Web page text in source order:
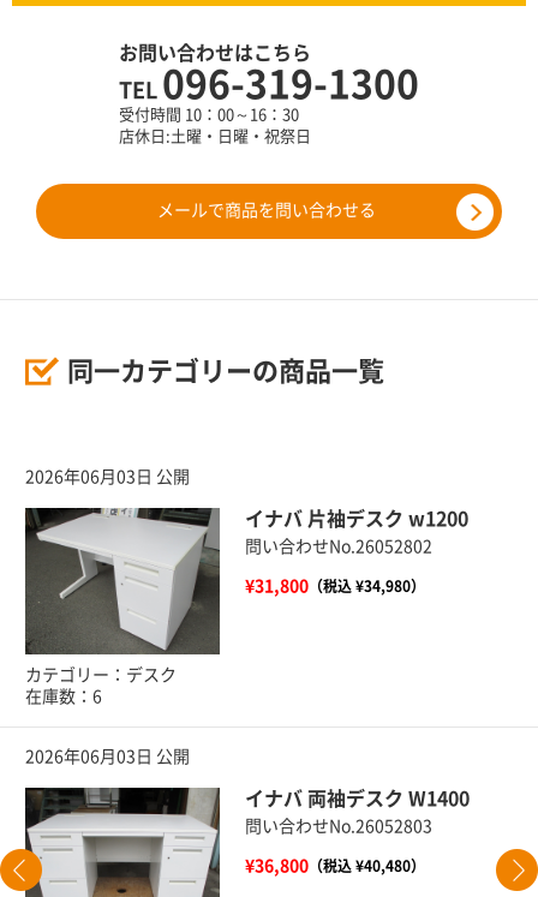
お問い合わせはこちら
TEL 096-319-1300
受付時間 10：00～16：30
店休日:土曜・日曜・祝祭日
メールで商品を問い合わせる
同一カテゴリーの商品一覧
2026年06月03日 公開
イナバ 片袖デスク w1200
問い合わせNo.26052802
¥31,800（税込 ¥34,980）
カテゴリー：デスク
在庫数：6
2026年06月03日 公開
イナバ 両袖デスク W1400
問い合わせNo.26052803
¥36,800（税込 ¥40,480）